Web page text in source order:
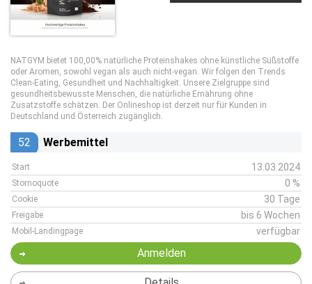
NATGYM bietet 100,00% natürliche Proteinshakes ohne künstliche Süßstoffe
oder Aromen, sowohl vegan als auch nicht-vegan. Wir folgen den Trends
Clean-Eating, Gesundheit und Nachhaltigkeit. Unsere Zielgruppe sind
gesundheitsbewusste Menschen, die natürliche Ernährung ohne
Zusatzstoffe schätzen. Der Onlineshop ist derzeit nur für Kunden in
Deutschland und Österreich zugänglich.
52 Werbemittel
Start 13.03.2024
Stornoquote 0 %
Cookie 30 Tage
Freigabe bis 6 Wochen
Mobil-Landingpage verfügbar
Anmelden